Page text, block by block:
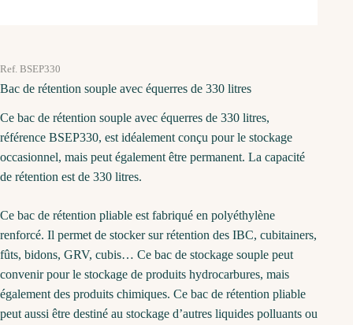
Ref. BSEP330
Bac de rétention souple avec équerres de 330 litres
Ce bac de rétention souple avec équerres de 330 litres,
référence BSEP330, est idéalement conçu pour le stockage
occasionnel, mais peut également être permanent. La capacité
de rétention est de 330 litres.
Ce bac de rétention pliable est fabriqué en polyéthylène
renforcé. Il permet de stocker sur rétention des IBC, cubitainers,
fûts, bidons, GRV, cubis… Ce bac de stockage souple peut
convenir pour le stockage de produits hydrocarbures, mais
également des produits chimiques. Ce bac de rétention pliable
peut aussi être destiné au stockage d’autres liquides polluants ou